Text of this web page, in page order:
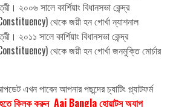
২০০৬ সালে কার্শিয়াং বিধানসভা কেন্দ্র
থেকে জয়ী হন গোর্খা ন্যাশনাল
২০১১ সালে কার্শিয়াং বিধানসভা কেন্দ্র
থেকে জয়ী হন গোর্খা জনমুক্তি মোর্চার
এখন পাবেন আপনার পছন্দের চ্যাটিং প্ল্যাটফর্ম
ক্লিক করুন Aaj Bangla হোয়াটস অ্যাপ